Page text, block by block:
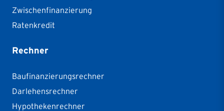
Zwischenfinanzierung
Ratenkredit
Rechner
Baufinanzierungsrechner
Darlehensrechner
Hypothekenrechner